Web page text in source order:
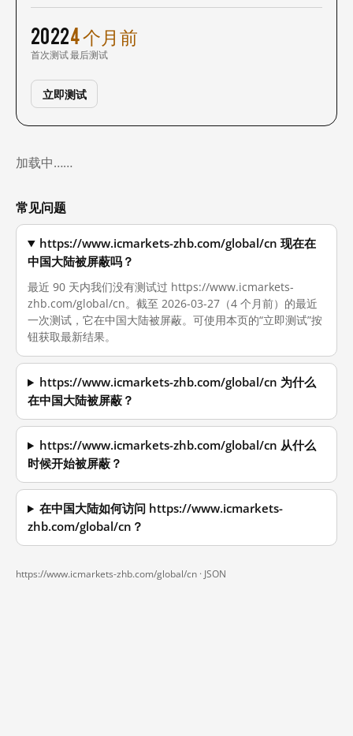
2022
首次测试
4 个月前
最后测试
立即测试
加载中……
常见问题
https://www.icmarkets-zhb.com/global/cn 现在在
中国大陆被屏蔽吗？
最近 90 天内我们没有测试过 https://www.icmarkets-
zhb.com/global/cn。截至 2026-03-27（4 个月前）的最近
一次测试，它在中国大陆被屏蔽。可使用本页的“立即测试”按
钮获取最新结果。
https://www.icmarkets-zhb.com/global/cn 为什么
在中国大陆被屏蔽？
https://www.icmarkets-zhb.com/global/cn 从什么
时候开始被屏蔽？
在中国大陆如何访问 https://www.icmarkets-
zhb.com/global/cn？
https://www.icmarkets-zhb.com/global/cn · JSON